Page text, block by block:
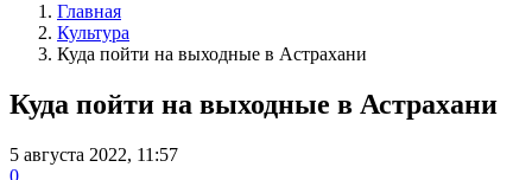
Главная
Культура
Куда пойти на выходные в Астрахани
Куда пойти на выходные в Астрахани
5 августа 2022, 11:57
0